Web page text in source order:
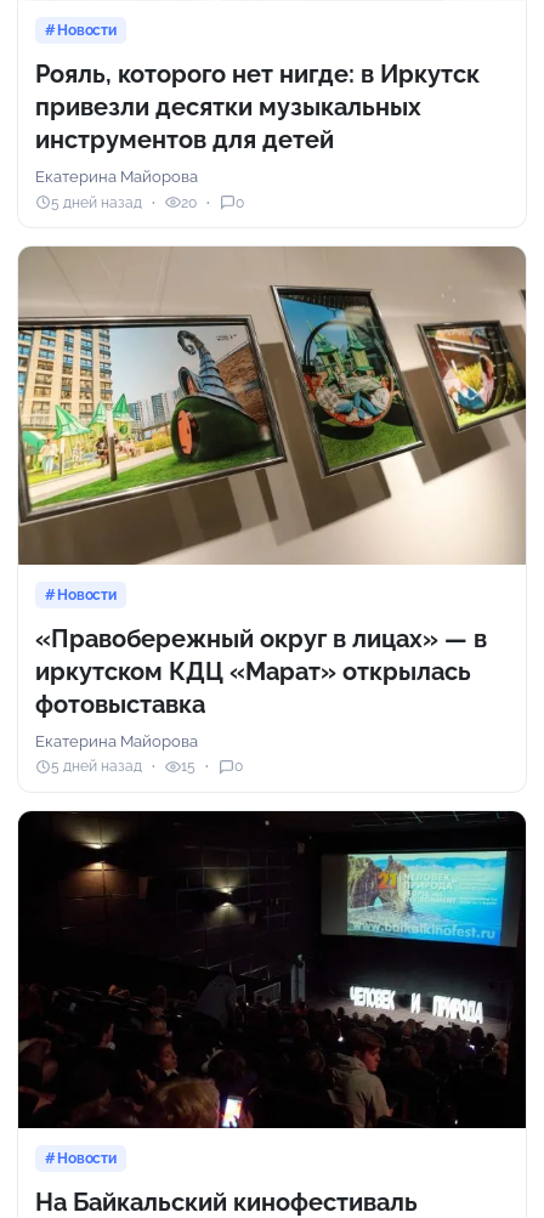
Новости
Рояль, которого нет нигде: в Иркутск
привезли десятки музыкальных
инструментов для детей
Екатерина Майорова
5 дней назад 20 0
Новости
«Правобережный округ в лицах» — в
иркутском КДЦ «Марат» открылась
фотовыставка
Екатерина Майорова
5 дней назад 15 0
Новости
На Байкальский кинофестиваль